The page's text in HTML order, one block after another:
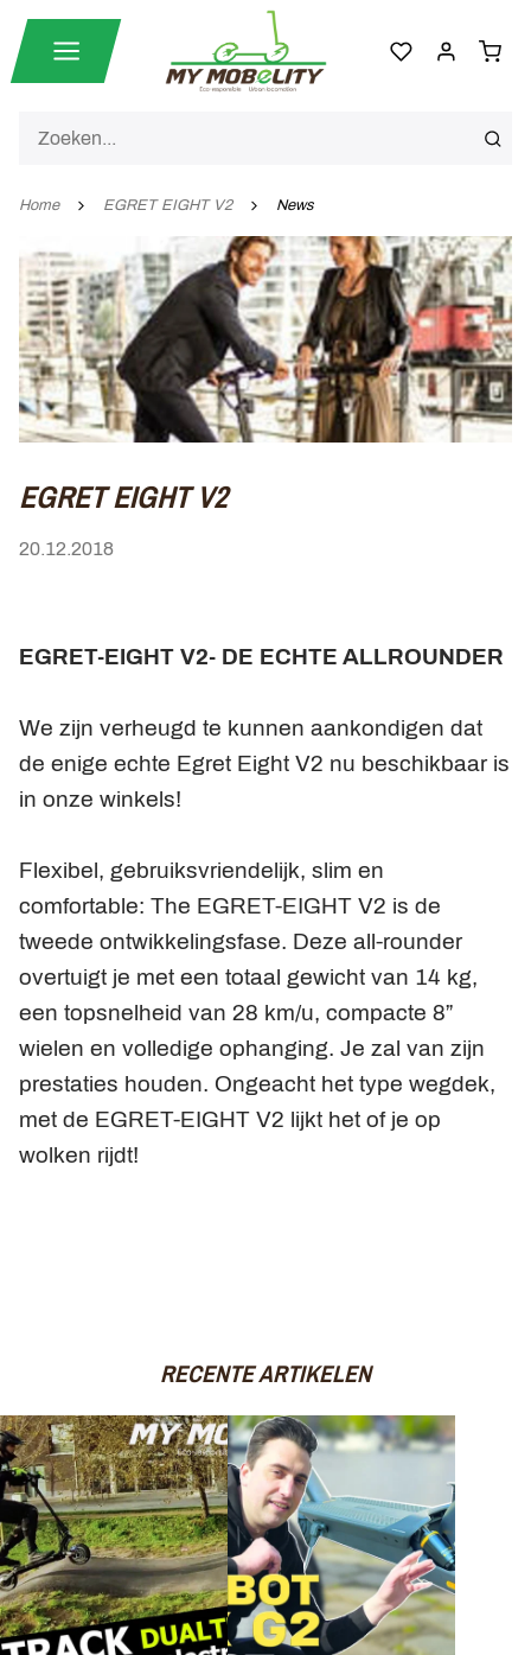
Home EGRET EIGHT V2 News
EGRET EIGHT V2
20.12.2018
EGRET-EIGHT V2- DE ECHTE ALLROUNDER
We zijn verheugd te kunnen aankondigen dat
de enige echte Egret Eight V2 nu beschikbaar is
in onze winkels!
Flexibel, gebruiksvriendelijk, slim en
comfortable: The EGRET-EIGHT V2 is de
tweede ontwikkelingsfase. Deze all-rounder
overtuigt je met een totaal gewicht van 14 kg,
een topsnelheid van 28 km/u, compacte 8”
wielen en volledige ophanging. Je zal van zijn
prestaties houden. Ongeacht het type wegdek,
met de EGRET-EIGHT V2 lijkt het of je op
wolken rijdt!
RECENTE ARTIKELEN